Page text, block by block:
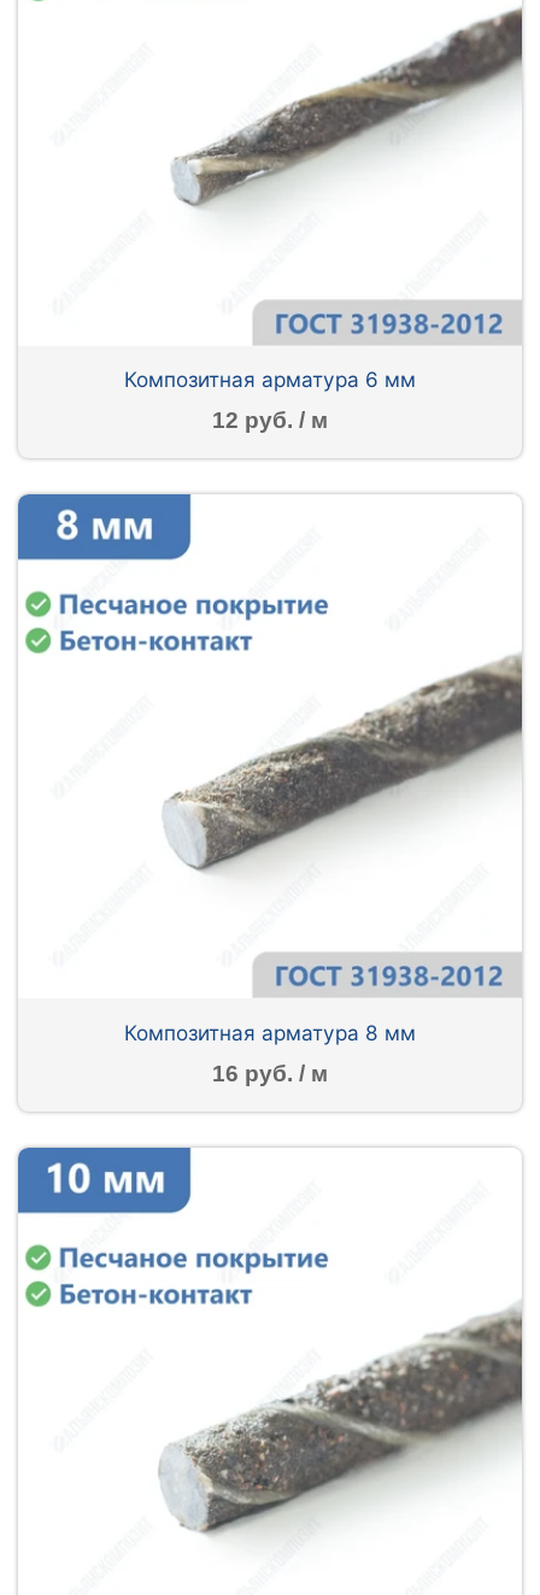
Композитная арматура 6 мм
12 руб. / м
Композитная арматура 8 мм
16 руб. / м